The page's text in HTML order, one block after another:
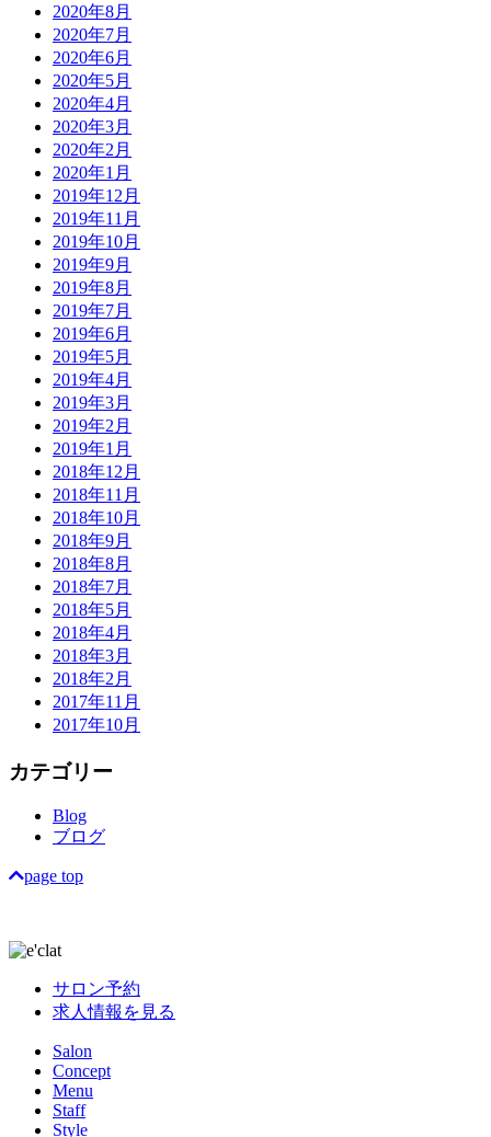
2020年8月
2020年7月
2020年6月
2020年5月
2020年4月
2020年3月
2020年2月
2020年1月
2019年12月
2019年11月
2019年10月
2019年9月
2019年8月
2019年7月
2019年6月
2019年5月
2019年4月
2019年3月
2019年2月
2019年1月
2018年12月
2018年11月
2018年10月
2018年9月
2018年8月
2018年7月
2018年5月
2018年4月
2018年3月
2018年2月
2017年11月
2017年10月
カテゴリー
Blog
ブログ
page top
サロン予約
求人情報を見る
Salon
Concept
Menu
Staff
Style